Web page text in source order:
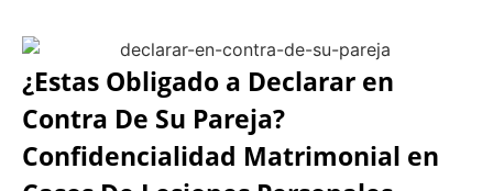
¿Estas Obligado a Declarar en
Contra De Su Pareja?
Confidencialidad Matrimonial en